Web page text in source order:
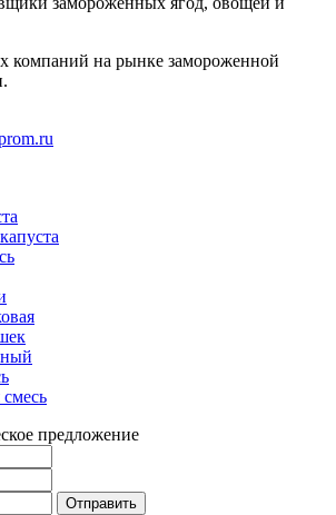
компаний на рынке замороженной
предложение